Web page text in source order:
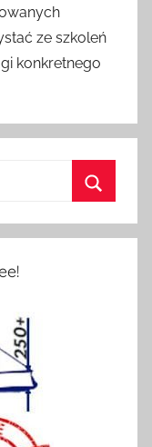
ze szkoleń
konkretnego